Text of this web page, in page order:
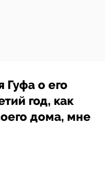
Гуфа о его
год, как
дома, мне